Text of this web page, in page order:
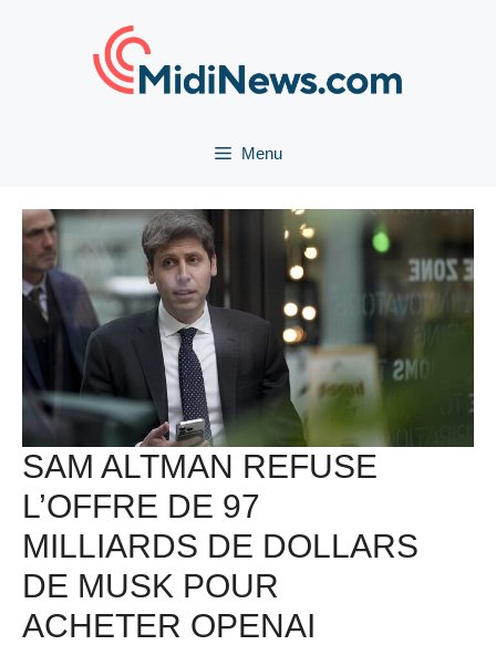
Menu
SAM ALTMAN REFUSE
L’OFFRE DE 97
MILLIARDS DE DOLLARS
DE MUSK POUR
ACHETER OPENAI